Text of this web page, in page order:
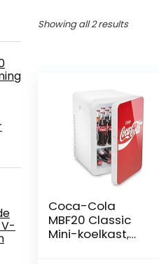
Showing all 2 results
Coca-Cola
MBF20 Classic
Mini-koelkast,